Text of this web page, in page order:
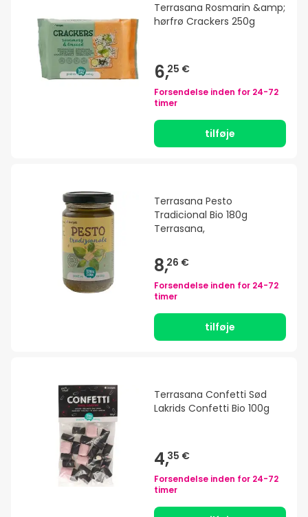
Terrasana Rosmarin &amp;
hørfrø Crackers 250g
6,25 €
Forsendelse inden for 24-72
timer
tilføje
Terrasana Pesto
Tradicional Bio 180g
Terrasana,
8,26 €
Forsendelse inden for 24-72
timer
tilføje
Terrasana Confetti Sød
Lakrids Confetti Bio 100g
4,35 €
Forsendelse inden for 24-72
timer